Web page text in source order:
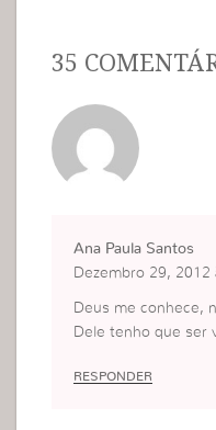
35
Ana Paula Santos
Dezembro 29, 2012
Deus me conhece,
Dele tenho que ser
RESPONDER